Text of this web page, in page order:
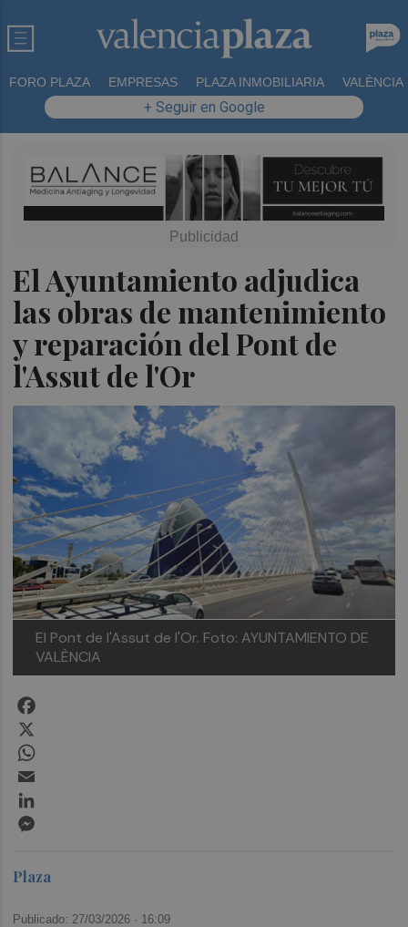
FORO PLAZA EMPRESAS PLAZA INMOBILIARIA VALÈNCIA
+ Seguir en Google
El Ayuntamiento adjudica
las obras de mantenimiento
y reparación del Pont de
l'Assut de l'Or
El Pont de l'Assut de l'Or. Foto: AYUNTAMIENTO DE
VALÈNCIA
Plaza
Publicado: 27/03/2026 · 16:09